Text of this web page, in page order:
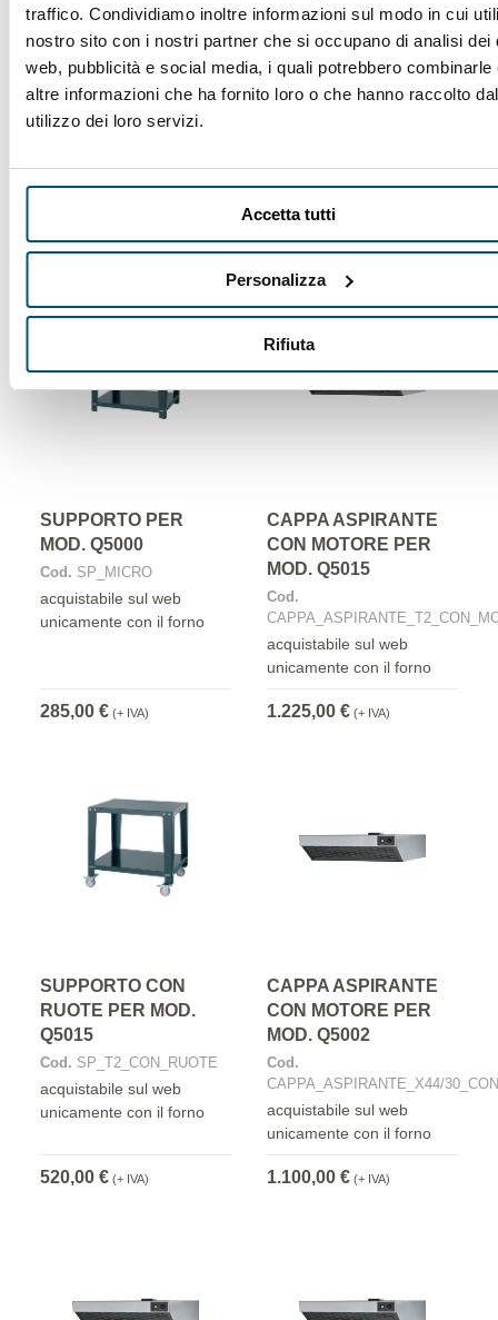
traffico. Condividiamo inoltre informazioni sul modo in cui
nostro sito con i nostri partner che si occupano di analisi dei
web, pubblicità e social media, i quali potrebbero combinarle
altre informazioni che ha fornito loro o che hanno raccolto
utilizzo dei loro servizi.
Accetta tutti
Personalizza
Rifiuta
STENDIPIZZA/SFOGLIATRICE
A RULLI INCLINATI Ø
Cod.Q6006
955,00 €(+ IVA)
BANCO PIZZA A 3
Cod.Q2035
3.310,00 €(+ IVA)
SUPPORTO PER
MOD. Q5000
Cod. SP_MICRO
acquistabile sul web
unicamente con il forno
285,00 € (+ IVA)
CAPPA ASPIRANTE
CON MOTORE PER
MOD. Q5015
Cod.
acquistabile sul web
unicamente con il forno
1.225,00 € (+ IVA)
SUPPORTO CON
RUOTE PER MOD.
Q5015
Cod. SP_T2_CON_RUOTE
acquistabile sul web
unicamente con il forno
520,00 € (+ IVA)
CAPPA ASPIRANTE
CON MOTORE PER
MOD. Q5002
Cod.
CAPPA_ASPIRANTE_X44/
acquistabile sul web
unicamente con il forno
1.100,00 € (+ IVA)